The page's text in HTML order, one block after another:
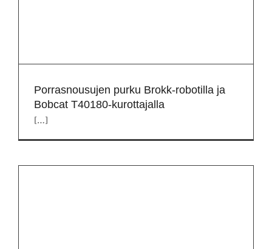
Porrasnousujen purku Brokk-robotilla ja
Bobcat T40180-kurottajalla
[…]